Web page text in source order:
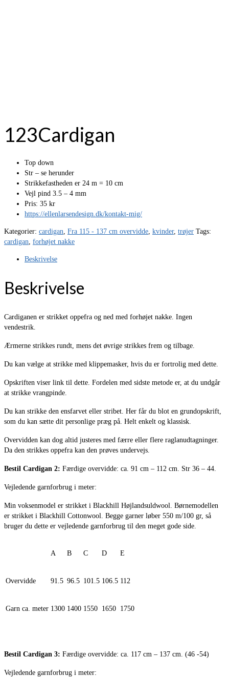
123Cardigan
Top down
Str – se herunder
Strikkefastheden er 24 m = 10 cm
Vejl pind 3.5 – 4 mm
Pris: 35 kr
https://ellenlarsendesign.dk/kontakt-mig/
Kategorier: cardigan Fra 115 - 137 cm overvidde kvinder, trøjer Tags:
cardigan forhøjet nakke
Beskrivelse
Beskrivelse
Cardiganen er strikket oppefra og ned med forhøjet nakke. Ingen
vendestrik.
Ærmerne strikkes rundt, mens det øvrige strikkes frem og tilbage.
Du kan vælge at strikke med klippemasker, hvis du er fortrolig med dette.
Opskriften viser link til dette. Fordelen med sidste metode er, at du undgår
at strikke vrangpinde.
Du kan strikke den ensfarvet eller stribet. Her får du blot en grundopskrift,
som du kan sætte dit personlige præg på. Helt enkelt og klassisk.
Overvidden kan dog altid justeres med færre eller flere raglanudtagninger.
Da den strikkes oppefra kan den prøves undervejs.
Bestil Cardigan 2: Færdige overvidde: ca. 91 cm – 112 cm. Str 36 – 44.
Vejledende garnforbrug i meter:
Min voksenmodel er strikket i Blackhill Højlandsuldwool. Børnemodellen
er strikket i Blackhill Cottonwool. Begge garner løber 550 m/100 gr, så
bruger du dette er vejledende garnforbrug til den meget gode side.
A B C D E
Overvidde 91.5 96.5 101.5 106.5 112
Garn ca. meter 1300 1400 1550 1650 1750
Bestil Cardigan 3: Færdige overvidde: ca. 117 cm – 137 cm. (46 -54)
Vejledende garnforbrug i meter: